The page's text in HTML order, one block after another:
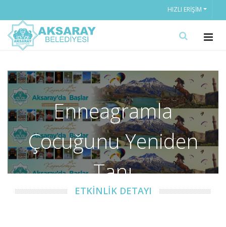
HIZLI ERIŞIM
Enneagramla
Çocuğunu Yeniden
Tanı
ETKİNLİK DETAYI